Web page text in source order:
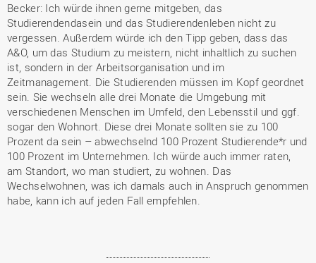
Becker: Ich würde ihnen gerne mitgeben, das
Studierendendasein und das Studierendenleben nicht zu
vergessen. Außerdem würde ich den Tipp geben, dass das
A&O, um das Studium zu meistern, nicht inhaltlich zu suchen
ist, sondern in der Arbeitsorganisation und im
Zeitmanagement. Die Studierenden müssen im Kopf geordnet
sein. Sie wechseln alle drei Monate die Umgebung mit
verschiedenen Menschen im Umfeld, den Lebensstil und ggf.
sogar den Wohnort. Diese drei Monate sollten sie zu 100
Prozent da sein – abwechselnd 100 Prozent Studierende*r und
100 Prozent im Unternehmen. Ich würde auch immer raten,
am Standort, wo man studiert, zu wohnen. Das
Wechselwohnen, was ich damals auch in Anspruch genommen
habe, kann ich auf jeden Fall empfehlen.